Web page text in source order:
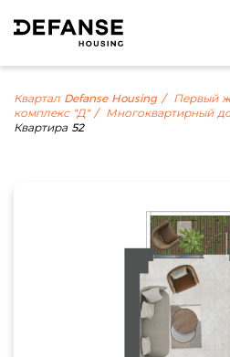
Квартал Defanse Housing Первый
комплекс "Д"
Многоквартирный
Квартира 52